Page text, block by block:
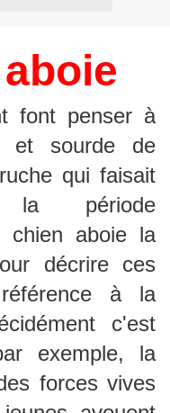
font penser à
et sourde de
qui faisait
la période
chien aboie la
décrire ces
à la
c'est
exemple, la
forces vives